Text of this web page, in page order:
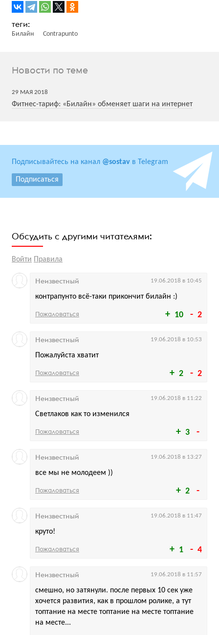
Билайн Contrapunto
Новости по теме
29 МАЯ 2018
Фитнес-тариф: «Билайн» обменяет шаги на интернет
Подписывайтесь на канал @sostav в Telegram
Подписаться
Обсудить с другими читателями:
Войти Правила
10 2
контрапунто всё-таки прикончит билайн :)
Неизвестный 19.06.2018 в 10:45
Пожаловаться
2 2
Пожалуйста хватит
Неизвестный 19.06.2018 в 10:53
Пожаловаться
3
Светлаков как то изменился
Неизвестный 19.06.2018 в 11:22
Пожаловаться
2
все мы не молодеем ))
Неизвестный 19.06.2018 в 13:27
Пожаловаться
1 4
круто!
Неизвестный 19.06.2018 в 11:47
Пожаловаться
смешно, но затянули. после первых 10 сек уже
хочется развития, как в прошлом ролике, а тут
топтание на месте топтание на месте топтание
на месте...
Неизвестный 19.06.2018 в 11:57